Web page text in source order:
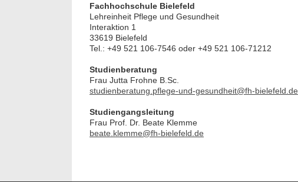
Fachhochschule Bielefeld
Lehreinheit Pflege und Gesundheit
Interaktion 1
33619 Bielefeld
Tel.: +49 521 106-7546 oder +49 521 106-71212
Studienberatung
Frau Jutta Frohne B.Sc.
studienberatung.pflege-und-gesundheit@fh-bielefeld.de
Studiengangsleitung
Frau Prof. Dr. Beate Klemme
beate.klemme@fh-bielefeld.de